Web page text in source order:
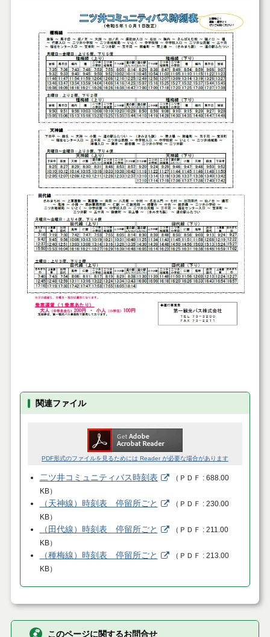
関連ファイル
PDF形式のファイルを見るためには Reader が必要な場合があります
二ツ井コミュニティバス時刻表 （ ＰＤＦ
688.00
KB）
（天神線）時刻表＿停留所ごと （ ＰＤＦ
230.00
KB）
（田代線）時刻表＿停留所ごと （ ＰＤＦ
211.00
KB）
（種梅線）時刻表＿停留所ごと （ ＰＤＦ
213.00
KB）
このページに関するお問合せ